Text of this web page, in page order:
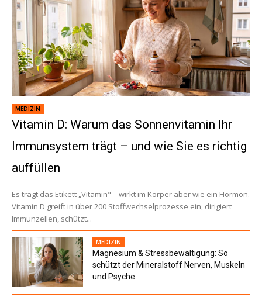
MEDIZIN
Vitamin D: Warum das Sonnenvitamin Ihr
Immunsystem trägt – und wie Sie es richtig
auffüllen
Es trägt das Etikett „Vitamin" – wirkt im Körper aber wie ein Hormon.
Vitamin D greift in über 200 Stoffwechselprozesse ein, dirigiert
Immunzellen, schützt...
MEDIZIN
Magnesium & Stressbewältigung: So
schützt der Mineralstoff Nerven, Muskeln
und Psyche